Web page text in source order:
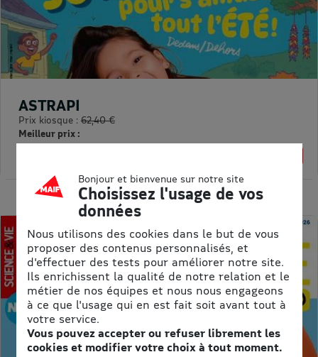
ASTRAPI
Prix kiosque : 62,40 €
Meilleur prix :
Bonjour et bienvenue sur notre site
Choisissez l'usage de vos
données
Nous utilisons des cookies dans le but de vous
proposer des contenus personnalisés, et
d'effectuer des tests pour améliorer notre site.
Ils enrichissent la qualité de notre relation et le
métier de nos équipes et nous nous engageons
à ce que l'usage qui en est fait soit avant tout à
votre service.
Vous pouvez accepter ou refuser librement les
cookies et modifier votre choix à tout moment.